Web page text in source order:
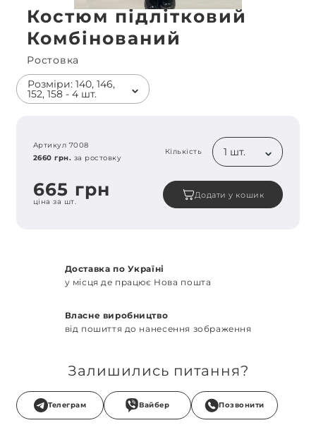
Костюм підлітковий
Комбінований
Ростовка
Розміри: 140, 146,
152, 158 - 4 шт.
Артикул 7008
2660 грн. за ростовку
Кількість 1 шт.
665 грн
ціна за шт.
Додати у кошик
Доставка по Україні
у місця де працює Нова пошта
Власне виробництво
від пошиття до нанесення зображення
Залишились питання?
Телеграм Вайбер Позвонити